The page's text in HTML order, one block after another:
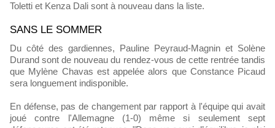
Toletti et Kenza Dali sont à nouveau dans la liste.
SANS LE SOMMER
Du côté des gardiennes, Pauline Peyraud-Magnin et Solène
Durand sont de nouveau du rendez-vous de cette rentrée tandis
que Mylène Chavas est appelée alors que Constance Picaud
sera longuement indisponible.
En défense, pas de changement par rapport à l'équipe qui avait
joué contre l'Allemagne (1-0) même si seulement sept